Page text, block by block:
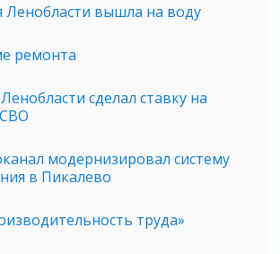
вышла на воду
ремонта
сделал ставку на
модернизировал систему
в Пикалево
труда»